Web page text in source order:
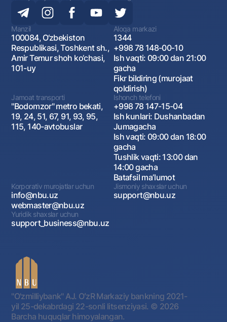
Manzil
100084, O‘zbekiston
Respublikasi, Toshkent sh.,
Amir Temur shoh ko‘chasi,
101-uy
Aloqa markazi
1344
+998 78 148-00-10
Ish vaqti: 09:00 dan 21:00
gacha
Fikr bildiring (murojaat
qoldirish)
Jamoat transporti
"Bodomzor" metro bekati,
19, 24, 51, 67, 91, 93, 95,
115, 140-avtobuslar
Ishonch telefoni
+998 78 147-15-04
Ish kunlari: Dushanbadan
Jumagacha
Ish vaqti: 09:00 dan 18:00
gacha
Tushlik vaqti: 13:00 dan
14:00 gacha
Batafsil maʼlumot
Korporativ murojatlar uchun
info@nbu.uz
webmaster@nbu.uz
Jismoniy shaxslar uchun
support@nbu.uz
Yuridik shaxslar uchun
support_business@nbu.uz
"O'zmilliybank" AJ. OʻzR Markaziy bankning 2021-
yil 25-dekabrdagi 22-sonli litsenziyasi. © 2026
Barcha huquqlar himoyalangan.